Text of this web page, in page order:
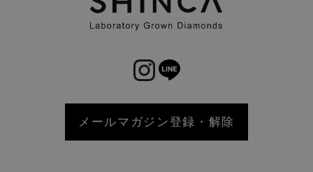
メールマガジン登録・解除